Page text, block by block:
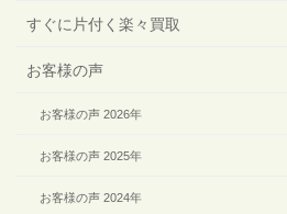
すぐに片付く楽々買取
お客様の声
お客様の声 2026年
お客様の声 2025年
お客様の声 2024年